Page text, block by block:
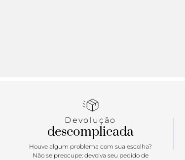
Devolução
descomplicada
Houve algum problema com sua escolha?
Não se preocupe: devolva seu pedido de